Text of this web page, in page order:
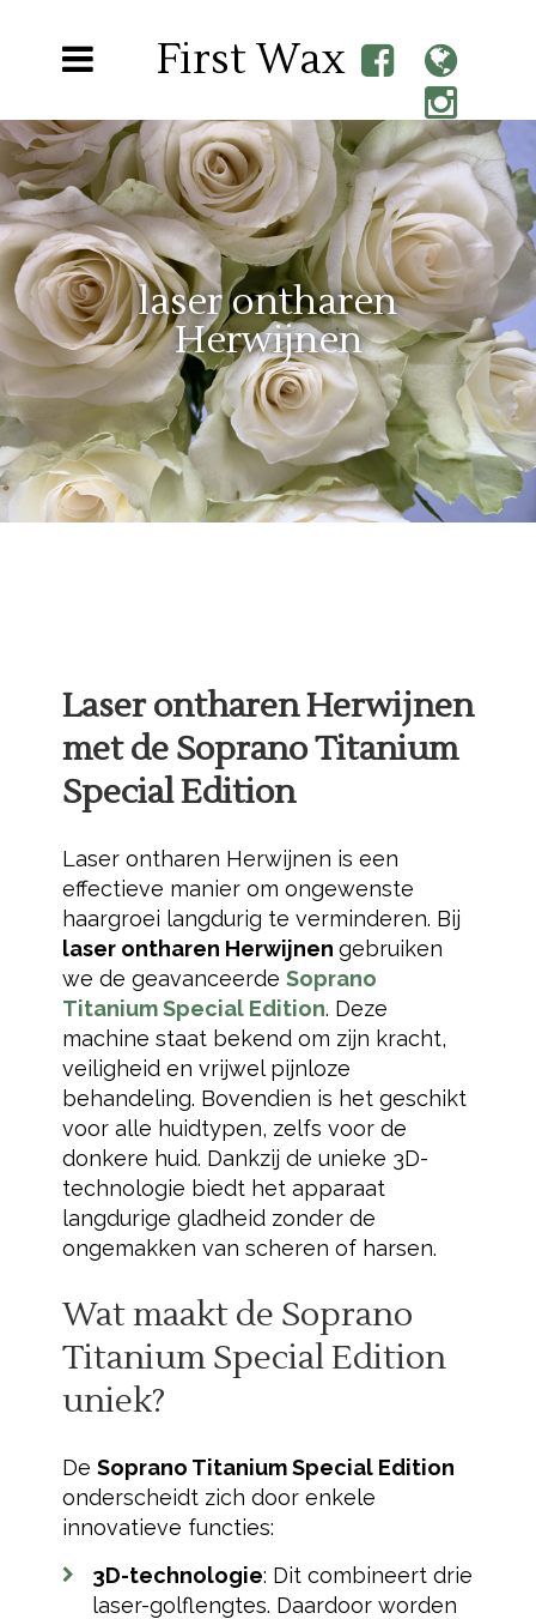
First Wax
laser ontharen
Herwijnen
Laser ontharen Herwijnen
met de Soprano Titanium
Special Edition
Laser ontharen Herwijnen is een
effectieve manier om ongewenste
haargroei langdurig te verminderen. Bij
laser ontharen Herwijnen gebruiken
we de geavanceerde Soprano
Titanium Special Edition. Deze
machine staat bekend om zijn kracht,
veiligheid en vrijwel pijnloze
behandeling. Bovendien is het geschikt
voor alle huidtypen, zelfs voor de
donkere huid. Dankzij de unieke 3D-
technologie biedt het apparaat
langdurige gladheid zonder de
ongemakken van scheren of harsen.
Wat maakt de Soprano
Titanium Special Edition
uniek?
De Soprano Titanium Special Edition
onderscheidt zich door enkele
innovatieve functies:
3D-technologie: Dit combineert drie
laser-golflengtes. Daardoor worden